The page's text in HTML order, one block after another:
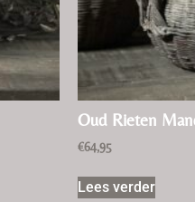
Oud Rieten
€64,95
Lees verder